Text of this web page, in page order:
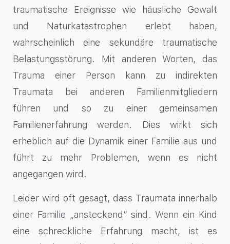
traumatische Ereignisse wie häusliche Gewalt
und Naturkatastrophen erlebt haben,
wahrscheinlich eine sekundäre traumatische
Belastungsstörung. Mit anderen Worten, das
Trauma einer Person kann zu indirekten
Traumata bei anderen Familienmitgliedern
führen und so zu einer gemeinsamen
Familienerfahrung werden. Dies wirkt sich
erheblich auf die Dynamik einer Familie aus und
führt zu mehr Problemen, wenn es nicht
angegangen wird.
Leider wird oft gesagt, dass Traumata innerhalb
einer Familie „ansteckend“ sind. Wenn ein Kind
eine schreckliche Erfahrung macht, ist es